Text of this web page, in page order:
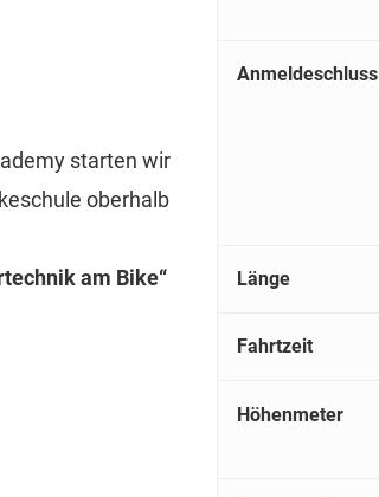
Anmeldeschluss
Länge
Fahrtzeit
Höhenmeter
starten wir
oberhalb
am Bike“